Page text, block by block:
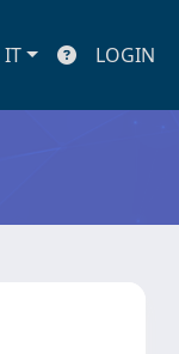
IT LOGIN